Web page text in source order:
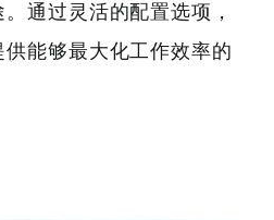
通过灵活的配置选项，
能够最大化工作效率的